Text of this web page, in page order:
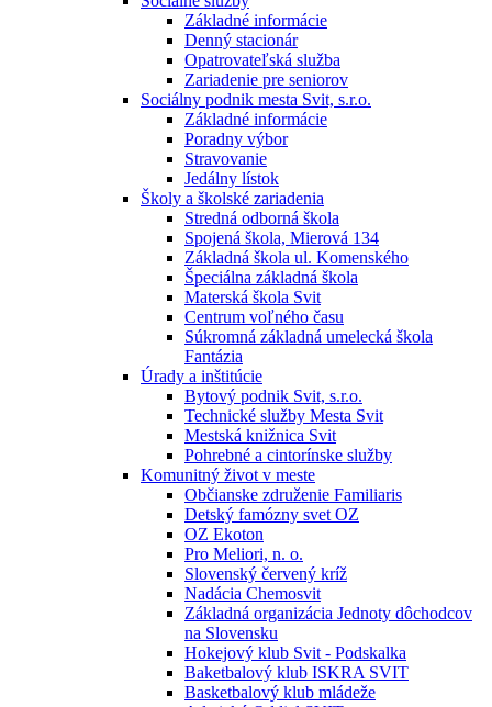
Základné informácie
Denný stacionár
Opatrovateľská služba
Zariadenie pre seniorov
Sociálny podnik mesta Svit, s.r.o.
Základné informácie
Poradny výbor
Stravovanie
Jedálny lístok
Školy a školské zariadenia
Stredná odborná škola
Spojená škola, Mierová 134
Základná škola ul. Komenského
Špeciálna základná škola
Materská škola Svit
Centrum voľného času
Súkromná základná umelecká škola
Fantázia
Úrady a inštitúcie
Bytový podnik Svit, s.r.o.
Technické služby Mesta Svit
Mestská knižnica Svit
Pohrebné a cintorínske služby
Komunitný život v meste
Občianske združenie Familiaris
Detský famózny svet OZ
OZ Ekoton
Pro Meliori, n. o.
Slovenský červený kríž
Nadácia Chemosvit
Základná organizácia Jednoty dôchodcov
na Slovensku
Hokejový klub Svit - Podskalka
Baketbalový klub ISKRA SVIT
Basketbalový klub mládeže